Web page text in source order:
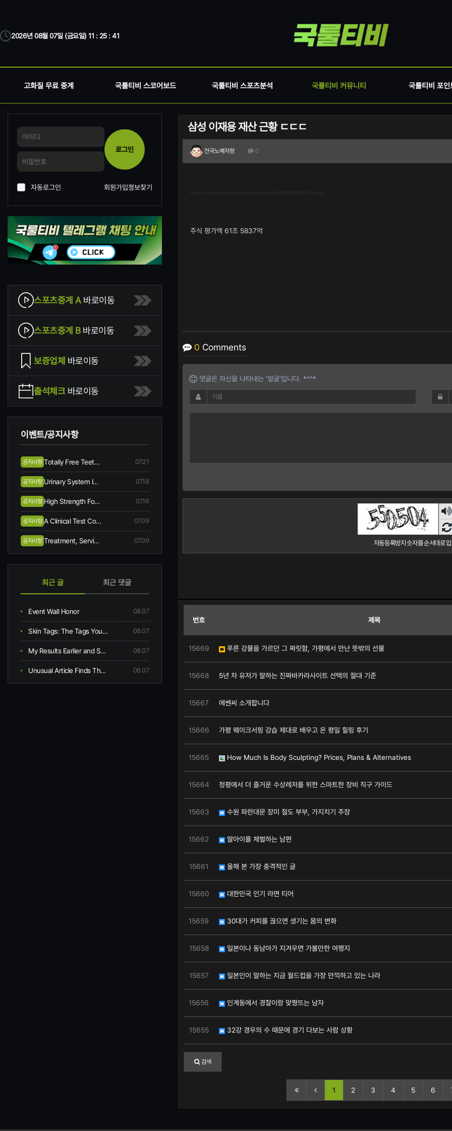
2026년 08월 07일 (금요일) 11 : 25 : 41
고화질 무료 중계 국룰티비 스코어보드 국룰티비 스포츠분석 국룰티비 커뮤니티 국룰티비 포인
삼성 이재용 재산 근황 ㄷㄷㄷ
전국노예자랑 0
주식 평가액 61조 5837억
0 Comments
댓글은 자신을 나타내는 '얼굴'입니다. *^^*
숫자
음성
듣기
자동등록방지 숫자를 순서대로
번호 제목
15669 푸른 강물을 가르던 그 짜릿함, 가평에서 만난 뜻밖의 선물
15668 5년 차 유저가 말하는 진짜바카라사이트 선택의 절대 기준
15667 에쎈씨 소개합니다
15666 가평 웨이크서핑 강습 제대로 배우고 온 평일 힐링 후기
15665 How Much Is Body Sculpting? Prices, Plans & Alternatives
15664 청평에서 더 즐거운 수상레저를 위한 스마트한 장비 직구 가이드
15663 수원 파란대문 장미 절도 부부, 가지치기 주장
15662 딸아이를 체벌하는 남편
15661 올해 본 가장 충격적인 글
15660 대한민국 인기 라면 티어
15659 30대가 커피를 끊으면 생기는 몸의 변화
15658 일본이나 동남아가 지겨우면 가볼만한 여행지
15657 일본인이 말하는 지금 월드컵을 가장 만끽하고 있는 나라
15656 인계동에서 경찰이랑 맞짱뜨는 남자
15655 32강 경우의 수 때문에 경기 다보는 사람 상황
검색
1 2 3 4 5 6
로그인
자동로그인 회원가입정보찾기
스포츠중계 A바로이동
스포츠중계 B바로이동
보증업체 바로이동
출석체크바로이동
이벤트/공지사항
공지사항 Totally Free Teeth Bleaching When You Begin Same-day Treatment 07.21
공지사항 Urinary System Incontinence Symptoms And Causes 07.18
공지사항 High Strength Focussed Ultrasound Hifu 07.16
공지사항 A Clinical Test Comes Along In Skin Collagen, Hydration, Flexibility, Creases, Scalp, And Hair Problem Following 12-week Oral Consumption Of A Supplement Having Hydrolysed Collagen 07.09
공지사항 Treatment, Service, And Area 07.09
최근 글 최근 댓글
Event Wall Honor 08.07
Skin Tags: The Tags Your Skin Can Live Without 08.07
My Results Earlier and Subsequently Examination the Go past 5 Better Manly Sweetening Pills 08.07
Unusual Article Finds The Inaccurate Techniques of 凯莉·罗基特 08.07